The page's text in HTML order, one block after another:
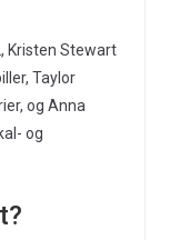
Kristen Stewart
Taylor
og Anna
og